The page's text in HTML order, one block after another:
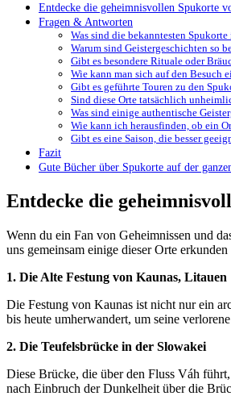
Entdecke die ​geheimnisvollen ⁢Spukorte
Fragen & Antworten
Was‌ sind die ​bekanntesten Spukorte
Warum ‌sind⁣ Geistergeschichten so
Gibt ⁣es besondere ⁣Rituale⁤ oder
Wie kann ‌man sich ⁢auf den ‍Besuch
Gibt ⁣es geführte Touren‌ zu ⁣den
Sind diese Orte tatsächlich
Was sind einige authentische​
Wie kann ich herausfinden, ob ein
Gibt es eine Saison, die besser
Fazit
Gute Bücher über Spukorte auf der
Entdecke die
Wenn du ​ein Fan⁤ von Geheimnissen und‍
uns ⁤gemeinsam einige dieser Orte
1. Die Alte Festung⁤ von Kaunas, Litauen
Die⁣ Festung von⁤ Kaunas ⁢ist⁤ nicht nur ein
bis⁢ heute umherwandert, um seine
2. Die Teufelsbrücke in‍ der Slowakei
Diese Brücke, die über den Fluss Váh
nach Einbruch der Dunkelheit über die